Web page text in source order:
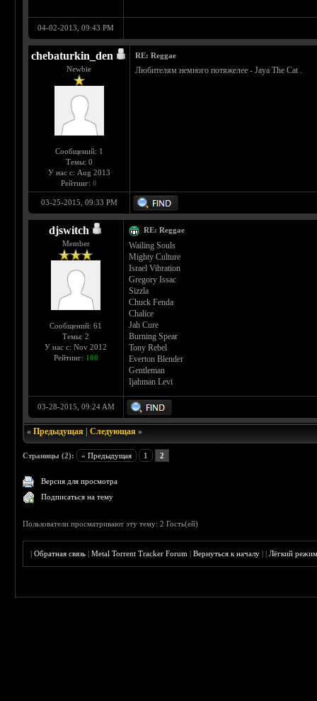
04-02-2013, 09:43 PM
chebaturkin_den
Newbie
Сообщений: 1
Темы: 0
У нас с: Aug 2013
Рейтинг:0
RE: Reggae
Любителям немного потяжелее - Jaya The Cat .
03-25-2015, 09:33 PM
djswitch
Member
Сообщений: 61
Темы: 2
У нас с: Nov 2012
Рейтинг: 100
RE: Reggae
Wailing Souls
Mighty Culture
Israel Vibration
Gregory Issac
Sizzla
Chuck Fenda
Chalice
Jah Cure
Burning Spear
Tony Rebel
Everton Blender
Gentleman
Ijahman Levi
03-28-2015, 09:24 AM
«Предыдущая |Следующая »
Страницы (2): « Предыдущая 1 2
Версия для просмотра
Подписаться на тему
Пользователи просматривают эту тему: 2 Гость(ей)
|Обратная связь |Metal Torrent Tracker Forum |Вернуться к началу ||Лёгкий